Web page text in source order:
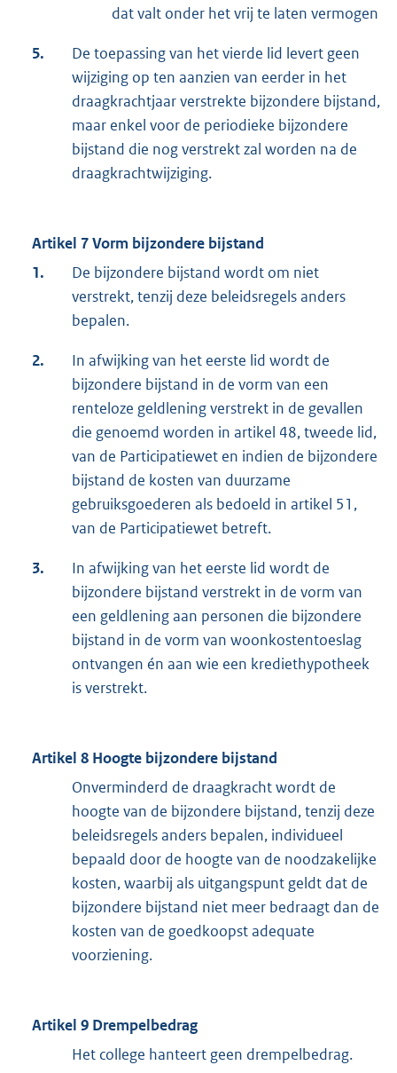
dat valt onder het vrij te laten vermogen
5.
De toepassing van het vierde lid levert geen
wijziging op ten aanzien van eerder in het
draagkrachtjaar verstrekte bijzondere bijstand,
maar enkel voor de periodieke bijzondere
bijstand die nog verstrekt zal worden na de
draagkrachtwijziging.
Artikel 7 Vorm bijzondere bijstand
1.
De bijzondere bijstand wordt om niet
verstrekt, tenzij deze beleidsregels anders
bepalen.
2.
In afwijking van het eerste lid wordt de
bijzondere bijstand in de vorm van een
renteloze geldlening verstrekt in de gevallen
die genoemd worden in artikel 48, tweede lid,
van de Participatiewet en indien de bijzondere
bijstand de kosten van duurzame
gebruiksgoederen als bedoeld in artikel 51,
van de Participatiewet betreft.
3.
In afwijking van het eerste lid wordt de
bijzondere bijstand verstrekt in de vorm van
een geldlening aan personen die bijzondere
bijstand in de vorm van woonkostentoeslag
ontvangen én aan wie een krediethypotheek
is verstrekt.
Artikel 8 Hoogte bijzondere bijstand
Onverminderd de draagkracht wordt de
hoogte van de bijzondere bijstand, tenzij deze
beleidsregels anders bepalen, individueel
bepaald door de hoogte van de noodzakelijke
kosten, waarbij als uitgangspunt geldt dat de
bijzondere bijstand niet meer bedraagt dan de
kosten van de goedkoopst adequate
voorziening.
Artikel 9 Drempelbedrag
Het college hanteert geen drempelbedrag.